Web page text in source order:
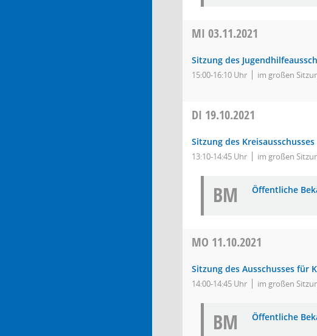
MI 03.11.2021
Sitzung des
15:00-16:10 Uhr im großen
DI 19.10.2021
Sitzung des Kreisausschusses
13:10-14:45 Uhr im großen
BM Öffentliche
MO 11.10.2021
Sitzung des Ausschusses für
14:00-14:45 Uhr im großen
BM Öffentliche